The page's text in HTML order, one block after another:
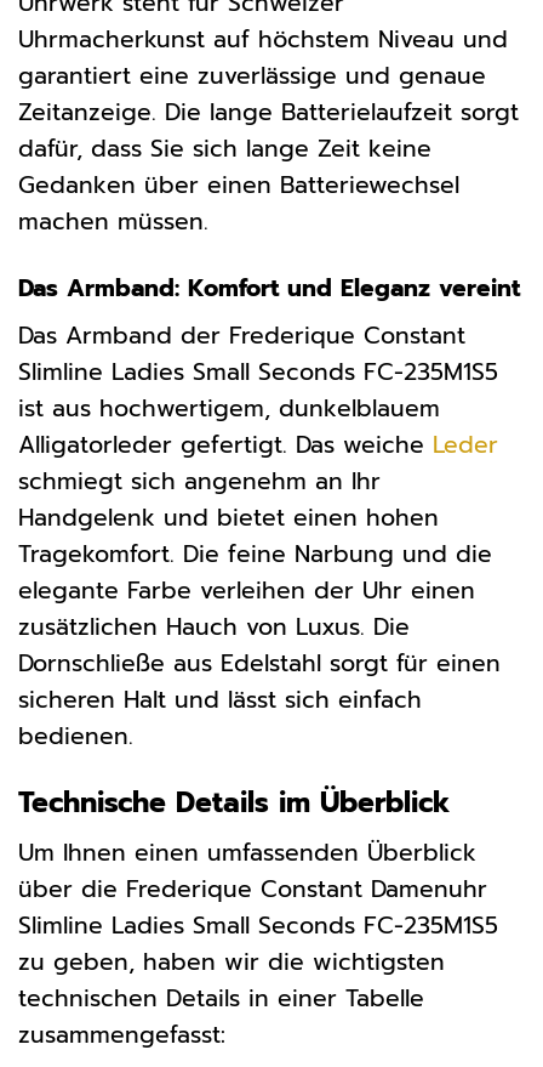
Uhrmacherkunst auf höchstem Niveau und
garantiert eine zuverlässige und genaue
Zeitanzeige. Die lange Batterielaufzeit sorgt
dafür, dass Sie sich lange Zeit keine
Gedanken über einen Batteriewechsel
machen müssen.
Das Armband: Komfort und Eleganz vereint
Das Armband der Frederique Constant
Slimline Ladies Small Seconds FC-235M1S5
ist aus hochwertigem, dunkelblauem
Alligatorleder gefertigt. Das weiche Leder
schmiegt sich angenehm an Ihr
Handgelenk und bietet einen hohen
Tragekomfort. Die feine Narbung und die
elegante Farbe verleihen der Uhr einen
zusätzlichen Hauch von Luxus. Die
Dornschließe aus Edelstahl sorgt für einen
sicheren Halt und lässt sich einfach
bedienen.
Technische Details im Überblick
Um Ihnen einen umfassenden Überblick
über die Frederique Constant Damenuhr
Slimline Ladies Small Seconds FC-235M1S5
zu geben, haben wir die wichtigsten
technischen Details in einer Tabelle
zusammengefasst: